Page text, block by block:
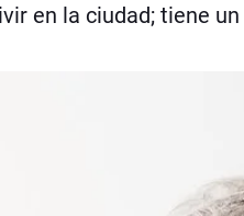
en la ciudad; tiene